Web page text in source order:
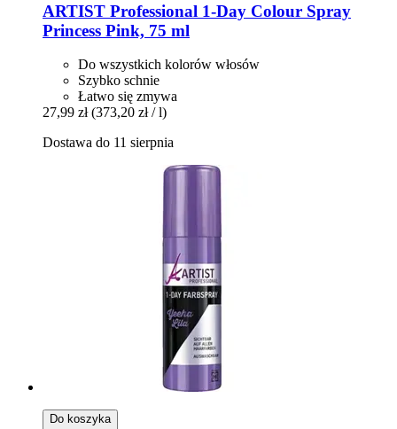
ARTIST Professional 1-​Day Colour Spray
Princess Pink, 75 ml
Do wszystkich kolorów włosów
Szybko schnie
Łatwo się zmywa
27,99 zł (373,20 zł / l)
Dostawa do 11 sierpnia
Do koszyka